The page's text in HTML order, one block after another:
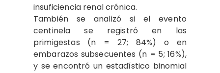
insuficiencia renal crónica.
También se analizó si el evento
centinela se registró en las
primigestas (n = 27; 84%) o en
embarazos subsecuentes (n = 5; 16%),
y se encontró un estadístico binomial